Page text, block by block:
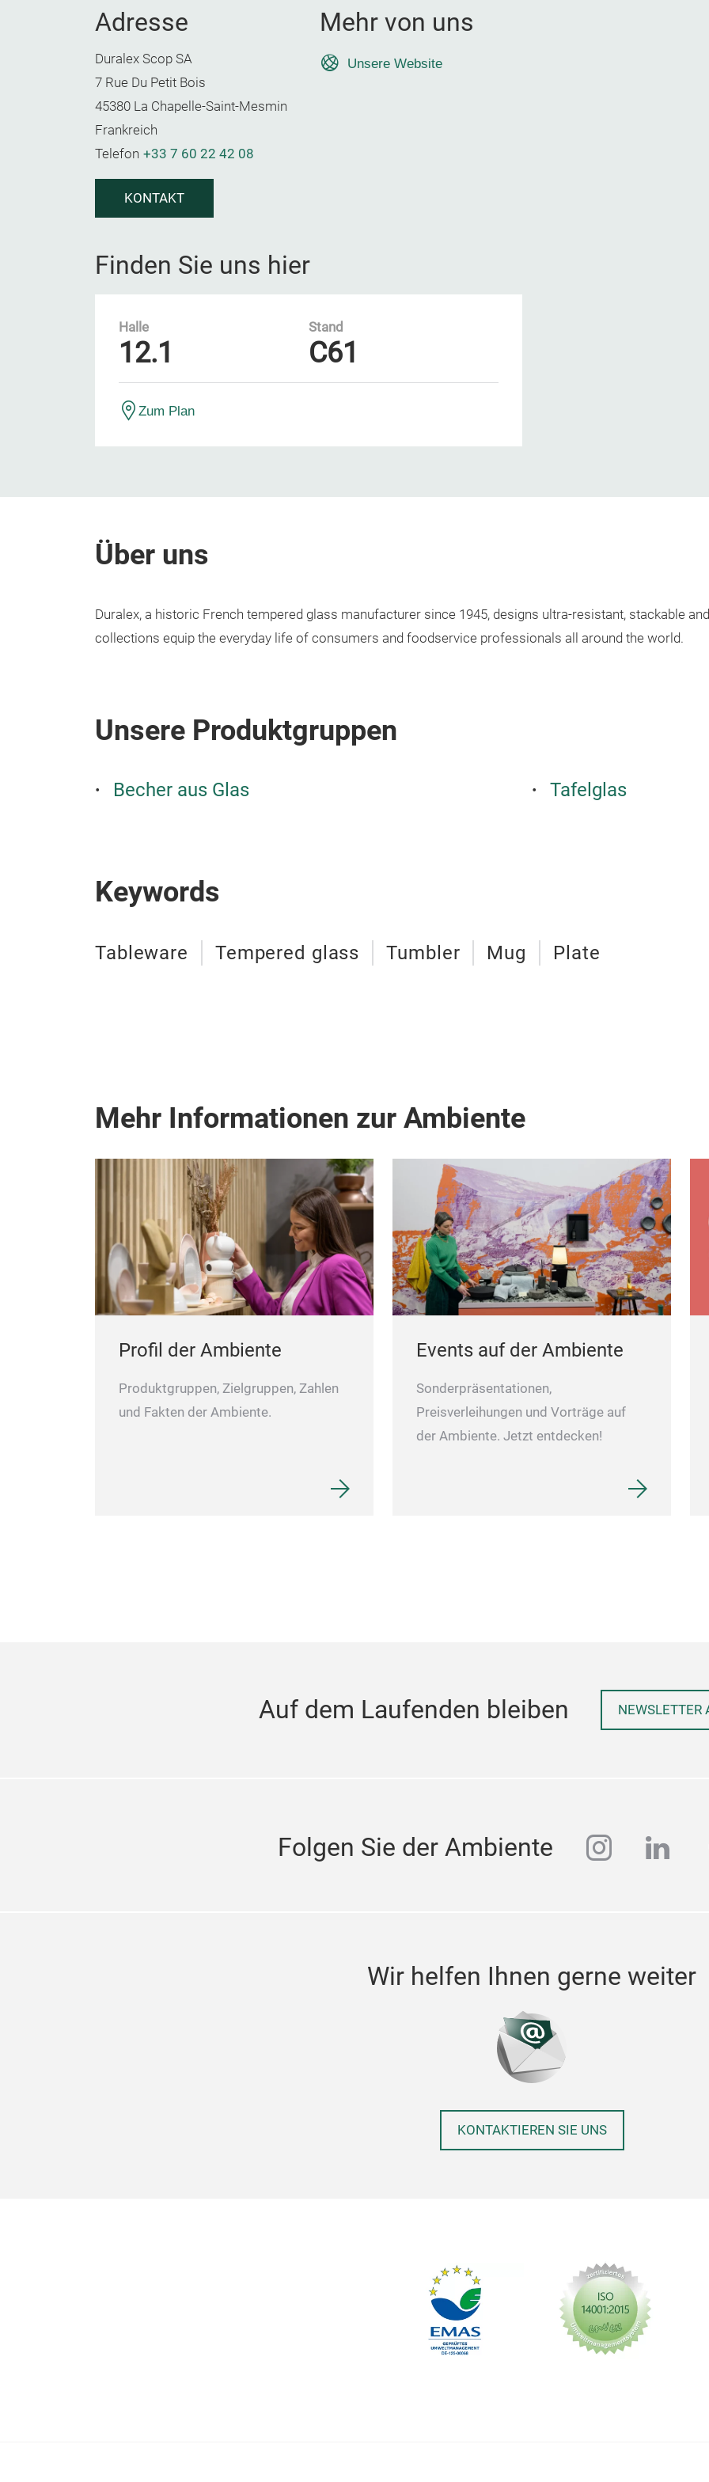
Adresse
Duralex Scop SA
7 Rue Du Petit Bois
45380 La Chapelle-Saint-Mesmin
Frankreich
Telefon +33 7 60 22 42 08
KONTAKT
Mehr von uns
Unsere Website
Finden Sie uns hier
Halle
12.1
Stand
C61
Zum Plan
Über uns
Duralex, a historic French tempered glass manufacturer since 1945, designs ultra-resistant, stackable
collections equip the everyday life of consumers and foodservice professionals all around the world.
Unsere Produktgruppen
Becher aus Glas Tafelglas
Keywords
Tableware Tempered glass Tumbler Mug Plate
Mehr Informationen zur Ambiente
Profil der Ambiente
Produktgruppen, Zielgruppen, Zahlen
und Fakten der Ambiente.
Events auf der Ambiente
Sonderpräsentationen,
Preisverleihungen und Vorträge auf
der Ambiente. Jetzt entdecken!
Auf dem Laufenden bleiben NEWSLETTER
Folgen Sie der Ambiente
Wir helfen Ihnen gerne weiter
KONTAKTIEREN SIE UNS